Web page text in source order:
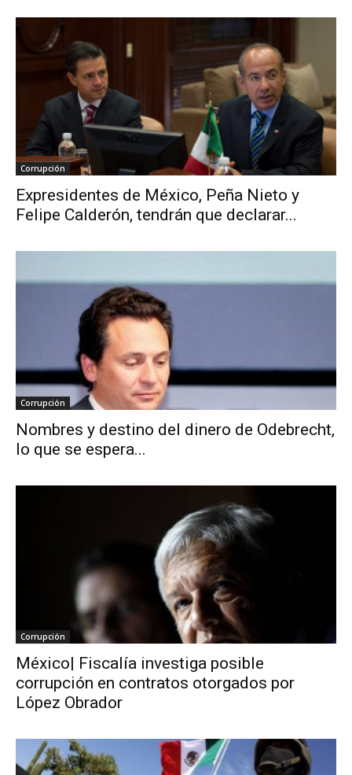
Corrupción
Expresidentes de México, Peña Nieto y
Felipe Calderón, tendrán que declarar...
Corrupción
Nombres y destino del dinero de Odebrecht,
lo que se espera...
Corrupción
México| Fiscalía investiga posible
corrupción en contratos otorgados por
López Obrador